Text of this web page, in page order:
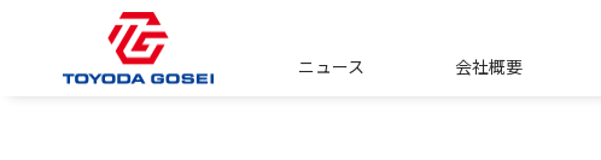
ニュース 会社概要